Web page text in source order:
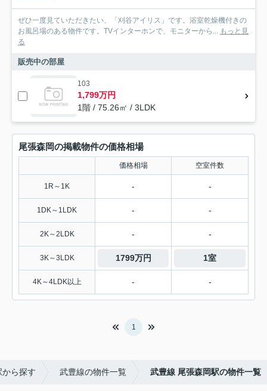
ぜひ一度見ていただきたい、「刈谷アイリス」です。浴室乾燥機付きの
お風呂場のある物件です。TVインターホンで、モニターから... もっと見
る
販売中の部屋
103
1,799万円
1階 / 75.26㎡ / 3LDK
尾張森岡の掲載物件の価格相場
価格相場 空室件数
1R～1K - -
1DK～1LDK - -
2K～2LDK - -
3K～3LDK 1799万円 1室
4K～4LDK以上 - -
1
ら探す 武豊線の物件一覧 武豊線 尾張森岡駅の物件一覧